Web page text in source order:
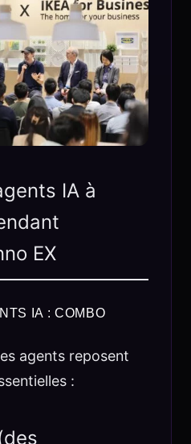
IA à
EX
IA : COMBO
agents reposent
: